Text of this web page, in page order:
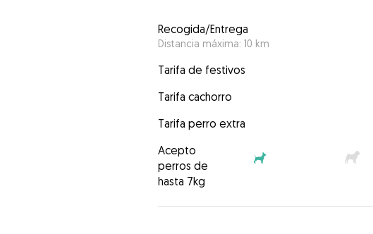
Recogida/Entrega
Distancia máxima: 10 km
Tarifa de festivos
Tarifa cachorro
Tarifa perro extra
Acepto
perros de
hasta 7kg